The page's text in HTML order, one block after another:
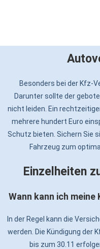
Besonders bei der Kfz-
Darunter sollte der
nicht leiden. Ein
mehrere hundert Euro
Schutz bieten. Sichern Sie
Fahrzeug zum
Einzelheiten
Wann kann ich
In der Regel kann die
werden. Die Kündigung der
bis zum 30.11